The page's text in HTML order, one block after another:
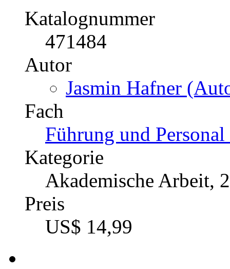
Katalognummer
471484
Autor
Jasmin Hafner
Fach
Führung und
Kategorie
Akademische Arbeit,
Preis
US$ 14,99